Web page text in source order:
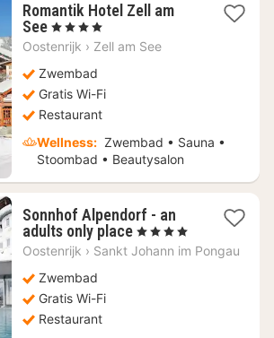
Romantik Hotel Zell am
See1
nacht
vanaf
€
280,42
, 4 Sterren
Oostenrijk › Zell am See
Zwembad
Gratis Wi-Fi
Restaurant
Wellness: Zwembad • Sauna •
Stoombad • Beautysalon
Sonnhof Alpendorf - an
adults only place1
nacht
, 4 Sterren
Oostenrijk › Sankt Johann im Pongau
Zwembad
Gratis Wi-Fi
Restaurant